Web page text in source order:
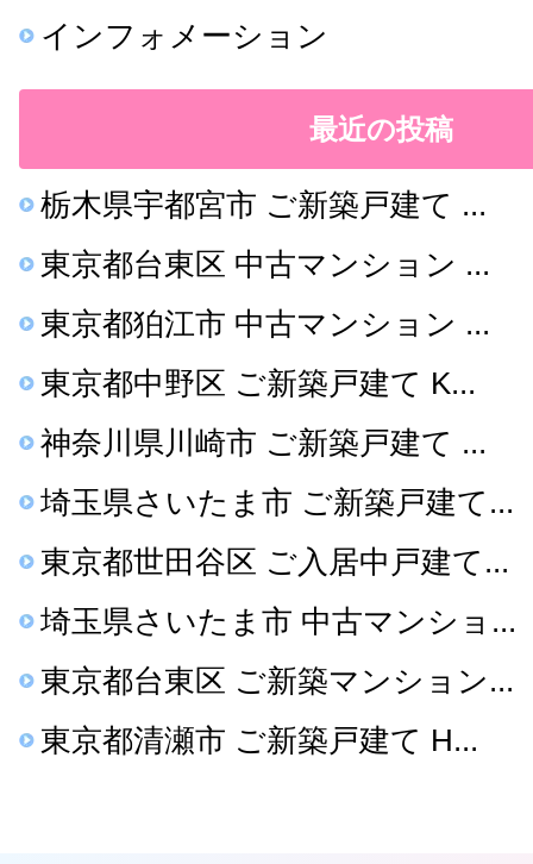
インフォメーション
最近の投稿
栃木県宇都宮市 ご新築戸建て ...
東京都台東区 中古マンション ...
東京都狛江市 中古マンション ...
東京都中野区 ご新築戸建て K...
神奈川県川崎市 ご新築戸建て ...
埼玉県さいたま市 ご新築戸建て...
東京都世田谷区 ご入居中戸建て...
埼玉県さいたま市 中古マンショ...
東京都台東区 ご新築マンション...
東京都清瀬市 ご新築戸建て H...